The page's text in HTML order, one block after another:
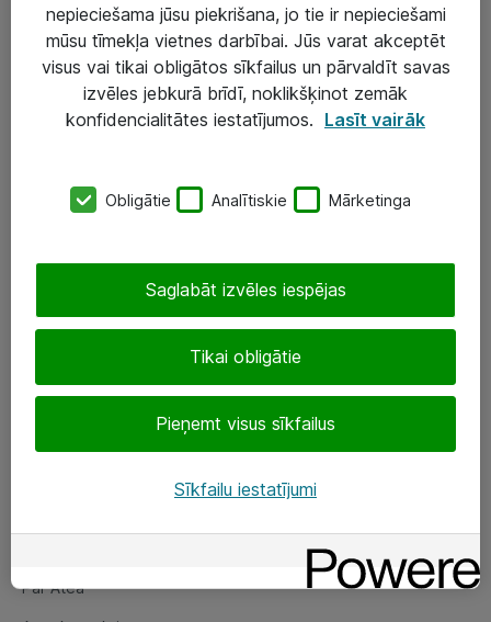
IT infrastruktūra
Darba vietu IT risinājumi
Serveri un datu centri
SIA „ATEA”
eShop@atea.lv
Sekojiet mums
Par Atea
Par Atea
nepieciešama jūsu piekrišana, jo tie ir nepieciešami
mūsu tīmekļa vietnes darbībai. Jūs varat akceptēt
visus vai tikai obligātos sīkfailus un pārvaldīt savas
izvēles jebkurā brīdī, noklikšķinot zemāk
konfidencialitātes iestatījumos. Lasīt vairāk
Obligātie Analītiskie Mārketinga
Tikai obligātie
Pieņemt visus sīkfailus
Saglabāt izvēles iespējas
Sīkfailu iestatījumi